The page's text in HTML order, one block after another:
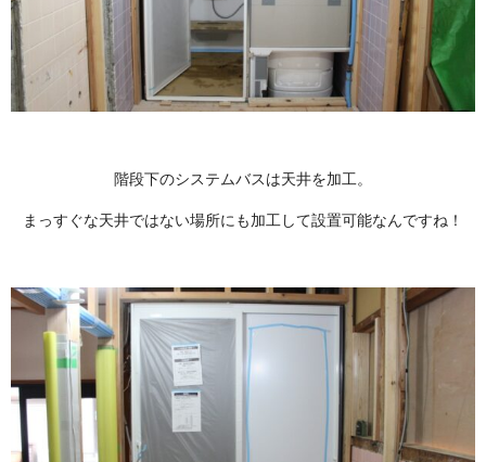
階段下のシステムバスは天井を加工。
まっすぐな天井ではない場所にも加工して設置可能なんですね！